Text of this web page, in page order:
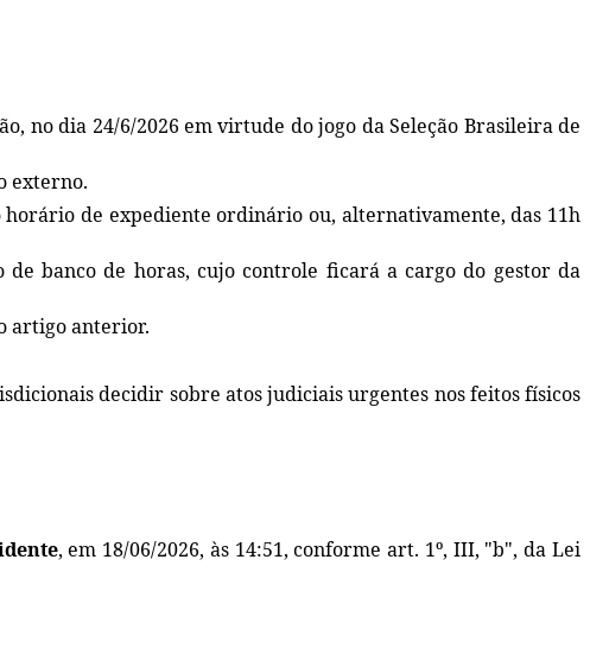
no dia 24/6/2026 em virtude do jogo da Seleção Brasileira de
externo.
de expediente ordinário ou, alternativamente, das 11h
de banco de horas, cujo controle ficará a cargo do gestor da
artigo anterior.
decidir sobre atos judiciais urgentes nos feitos físicos
, em 18/06/2026, às 14:51, conforme art. 1º, III, "b", da Lei